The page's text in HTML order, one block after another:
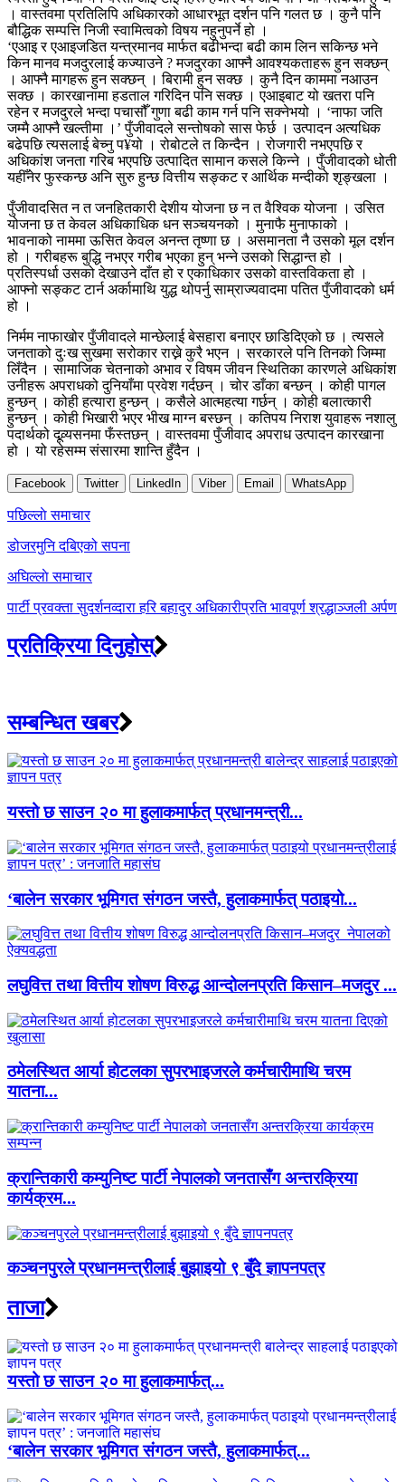
। वास्तवमा प्रतिलिपि अधिकारको आधारभूत दर्शन पनि गलत छ । कुनै पनि
बौद्धिक सम्पत्ति निजी स्वामित्वको विषय नहुनुपर्ने हो ।
‘एआइ र एआइजडित यन्त्रमानव मार्फत बढीभन्दा बढी काम लिन सकिन्छ भने
किन मानव मजदुरलाई कज्याउने ? मजदुरका आफ्नै आवश्यकताहरू हुन सक्छन्
। आफ्नै मागहरू हुन सक्छन् । बिरामी हुन सक्छ । कुनै दिन काममा नआउन
सक्छ । कारखानामा हडताल गरिदिन पनि सक्छ । एआइबाट यो खतरा पनि
रहेन र मजदुरले भन्दा पचासौँ गुणा बढी काम गर्न पनि सक्नेभयो । ‘नाफा जति
जम्मै आफ्नै खल्तीमा ।’ पुँजीवादले सन्तोषको सास फेर्छ । उत्पादन अत्यधिक
बढेपछि त्यसलाई बेच्नु प¥यो । रोबोटले त किन्दैन । रोजगारी नभएपछि र
अधिकांश जनता गरिब भएपछि उत्पादित सामान कसले किन्ने । पुँजीवादको धोती
यहीँनेर फुस्कन्छ अनि सुरु हुन्छ वित्तीय सङ्कट र आर्थिक मन्दीको शृङ्खला ।
पुँजीवादसित न त जनहितकारी देशीय योजना छ न त वैश्विक योजना । उसित
योजना छ त केवल अधिकाधिक धन सञ्चयनको । मुनाफै मुनाफाको ।
भावनाको नाममा ऊसित केवल अनन्त तृष्णा छ । असमानता नै उसको मूल दर्शन
हो । गरीबहरू बुद्धि नभएर गरीब भएका हुन् भन्ने उसको सिद्धान्त हो ।
प्रतिस्पर्धा उसको देखाउने दाँत हो र एकाधिकार उसको वास्तविकता हो ।
आफ्नो सङ्कट टार्न अर्कामाथि युद्ध थोपर्नु साम्राज्यवादमा पतित पुँजीवादको धर्म
हो ।
निर्मम नाफाखोर पुँजीवादले मान्छेलाई बेसहारा बनाएर छाडिदिएको छ । त्यसले
जनताको दुःख सुखमा सरोकार राख्ने कुरै भएन । सरकारले पनि तिनको जिम्मा
लिँदैन । सामाजिक चेतनाको अभाव र विषम जीवन स्थितिका कारणले अधिकांश
उनीहरू अपराधको दुनियाँमा प्रवेश गर्दछन् । चोर डाँका बन्छन् । कोही पागल
हुन्छन् । कोही हत्यारा हुन्छन् । कसैले आत्महत्या गर्छन् । कोही बलात्कारी
हुन्छन् । कोही भिखारी भएर भीख माग्न बस्छन् । कतिपय निराश युवाहरू नशालु
पदार्थको दूव्र्यसनमा फँस्तछन् । वास्तवमा पुँजीवाद अपराध उत्पादन कारखाना
हो । यो रहेसम्म संसारमा शान्ति हुँदैन ।
Facebook Twitter LinkedIn Viber Email WhatsApp
Post
navigation
पछिल्लाे समाचार
डोजरमुनि दबिएको सपना
अघिल्लाे समाचार
पार्टी प्रवक्ता सुदर्शनव्दारा हरि बहादुर अधिकारीप्रति भावपूर्ण श्रद्धाञ्जली अर्पण
प्रतिक्रिया दिनुहोस्
सम्बन्धित खबर
यस्तो छ साउन २० मा हुलाकमार्फत् प्रधानमन्त्री...
‘बालेन सरकार भूमिगत संगठन जस्तै, हुलाकमार्फत् पठाइयो...
लघुवित्त तथा वित्तीय शोषण विरुद्ध आन्दोलनप्रति किसान–मजदुर ...
ठमेलस्थित आर्या होटलका सुपरभाइजरले कर्मचारीमाथि चरम
यातना...
क्रान्तिकारी कम्युनिष्ट पार्टी नेपालको जनतासँग अन्तरक्रिया
कार्यक्रम...
कञ्चनपुरले प्रधानमन्त्रीलाई बुझाइयो ९ बुँदे ज्ञापनपत्र
ताजा
यस्तो छ साउन २० मा हुलाकमार्फत्...
‘बालेन सरकार भूमिगत संगठन जस्तै, हुलाकमार्फत्...